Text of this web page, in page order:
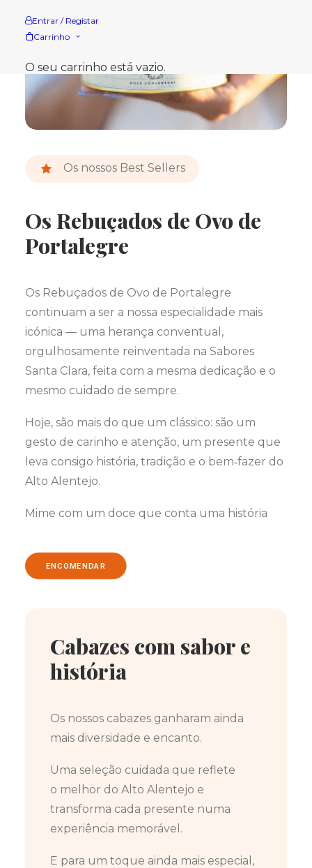
Entrar / Registar
Carrinho
O seu carrinho está vazio.
Os nossos Best Sellers
Os Rebuçados de Ovo de
Portalegre
Os Rebuçados de Ovo de Portalegre
continuam a ser a nossa especialidade mais
icónica — uma herança conventual,
orgulhosamente reinventada na Sabores
Santa Clara, feita com a mesma dedicação e o
mesmo cuidado de sempre.
Hoje, são mais do que um clássico: são um
gesto de carinho e atenção, um presente que
leva consigo história, tradição e o bem‑fazer do
Alto Alentejo.
Mime com um doce que conta uma história
ENCOMENDAR
Cabazes com sabor e
história
Os nossos cabazes ganharam ainda
mais diversidade e encanto.
Uma seleção cuidada que reflete
o melhor do Alto Alentejo e
transforma cada presente numa
experiência memorável.
E para um toque ainda mais especial,